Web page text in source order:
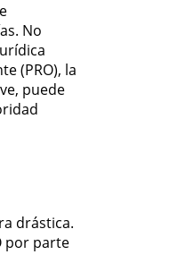
No
(PRO), la
puede
drástica.
por parte